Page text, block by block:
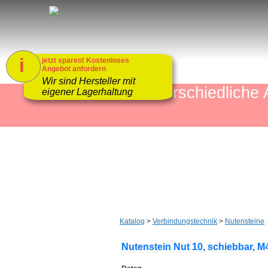
mehr als 4000
Katalog > Verbindungstechnik > Nutensteine
Nutenstein Nut 10, schiebbar,
jetzt sparen! Kostenloses
Angebot anfordern
1
Wir sind Hersteller mit
eigener Lagerhaltung
i